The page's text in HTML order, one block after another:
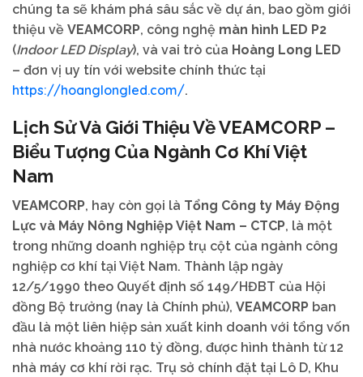
chúng ta sẽ khám phá sâu sắc về dự án, bao gồm giới
thiệu về VEAMCORP, công nghệ màn hình LED P2
(Indoor LED Display), và vai trò của Hoàng Long LED
– đơn vị uy tín với website chính thức tại
https://hoanglongled.com/.
Lịch Sử Và Giới Thiệu VềVEAMCORP –
Biểu Tượng Của Ngành Cơ Khí Việt
Nam
VEAMCORP, hay còn gọi là Tổng Công ty Máy Động
Lực và Máy Nông Nghiệp Việt Nam – CTCP, là một
trong những doanh nghiệp trụ cột của ngành công
nghiệp cơ khí tại Việt Nam. Thành lập ngày
12/5/1990 theo Quyết định số 149/HĐBT của Hội
đồng Bộ trưởng (nay là Chính phủ), VEAMCORP ban
đầu là một liên hiệp sản xuất kinh doanh với tổng vốn
nhà nước khoảng 110 tỷ đồng, được hình thành từ 12
nhà máy cơ khí rời rạc. Trụ sở chính đặt tại Lô D, Khu